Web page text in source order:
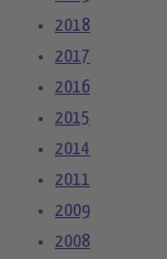
2018
2017
2016
2015
2014
2011
2009
2008